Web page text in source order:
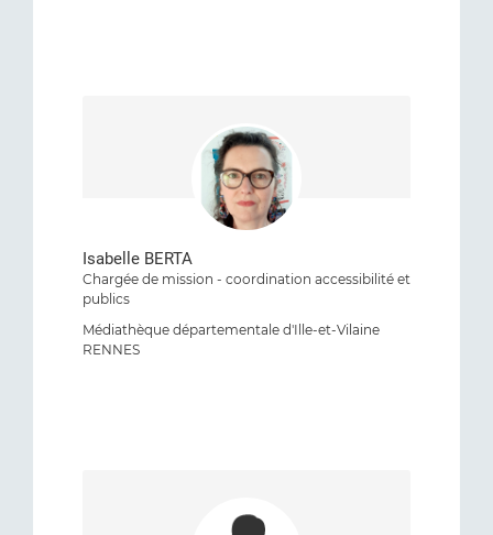
Isabelle BERTA
Chargée de mission - coordination accessibilité et
publics
Médiathèque départementale d'Ille-et-Vilaine
RENNES